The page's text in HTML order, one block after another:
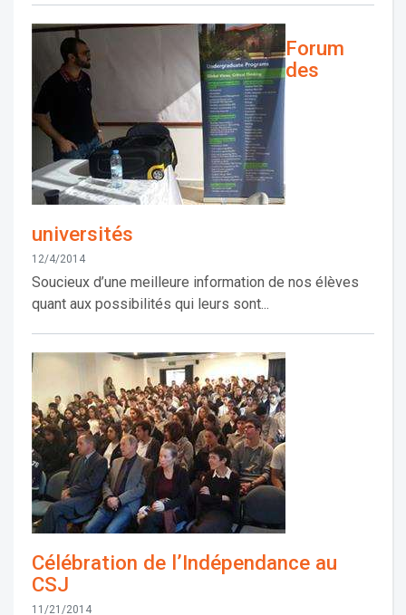
Forum
des
universités
12/4/2014
Soucieux d’une meilleure information de nos élèves
quant aux possibilités qui leurs sont...
Célébration de l’Indépendance au
CSJ
11/21/2014